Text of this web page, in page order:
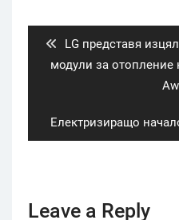
Previous
post:
LG представя
модули за отопление
Next
post:
Електризиращо
Leave a Reply